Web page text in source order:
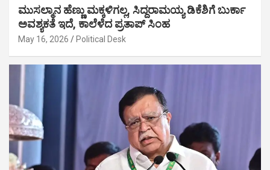
ಮುಸಲ್ಮಾನ ಹೆಣ್ಣು ಮಕ್ಕಳಿಗಲ್ಲ, ಸಿದ್ದರಾಮಯ್ಯ ಡಿಕೆಶಿಗೆ ಬುರ್ಕಾ
ಅವಶ್ಯಕತೆ ಇದೆ, ಕಾಲೆಳೆದ ಪ್ರತಾಪ್ ಸಿಂಹ
May 16, 2026 Political Desk